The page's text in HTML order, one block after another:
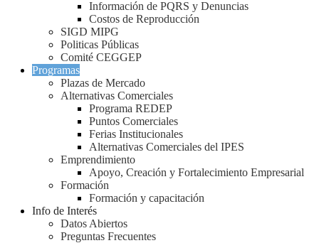
Información de PQRS y Denuncias
Costos de Reproducción
SIGD MIPG
Politicas Públicas
Comité CEGGEP
Programas
Plazas de Mercado
Alternativas Comerciales
Programa REDEP
Puntos Comerciales
Ferias Institucionales
Alternativas Comerciales del IPES
Emprendimiento
Apoyo, Creación y Fortalecimiento Empresarial
Formación
Formación y capacitación
Info de Interés
Datos Abiertos
Preguntas Frecuentes